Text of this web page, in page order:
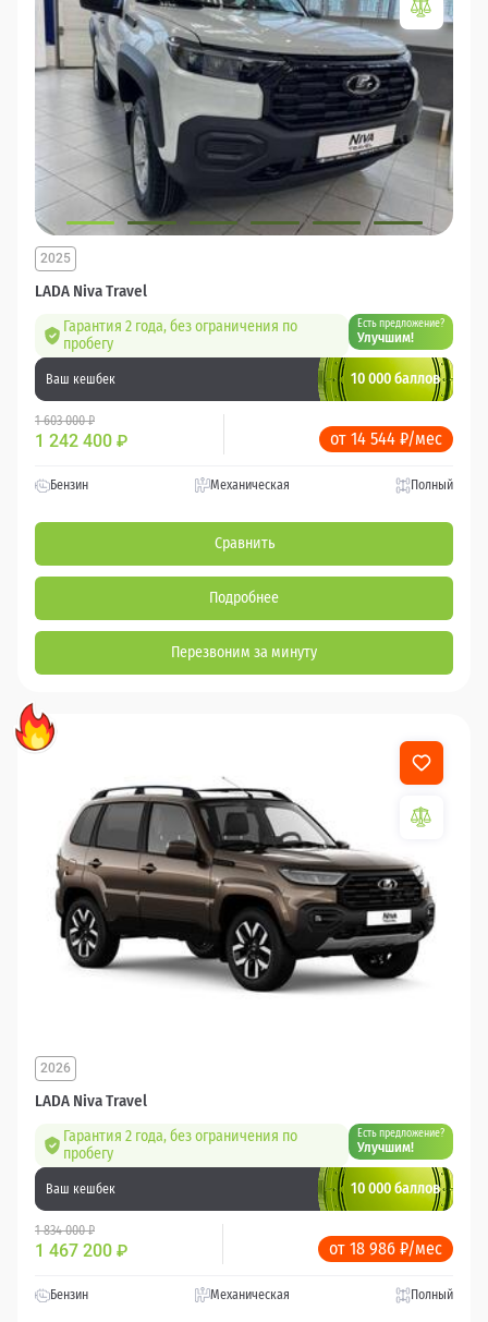
LADA Niva Travel
2025
Гарантия 2 года, без ограничения по
пробегу
Есть предложение?
Улучшим!
Ваш кешбек 10 000 баллов
1 603 000 ₽
1 242 400 ₽ от 14 544 ₽/мес
Бензин Механическая Полный
Сравнить
Подробнее
Перезвоним за минуту
LADA Niva Travel
2026
Гарантия 2 года, без ограничения по
пробегу
Есть предложение?
Улучшим!
Ваш кешбек 10 000 баллов
1 834 000 ₽
1 467 200 ₽ от 18 986 ₽/мес
Бензин Механическая Полный